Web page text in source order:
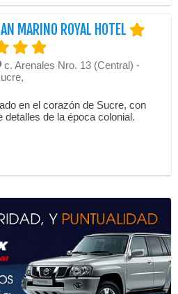
MARINO ROYAL HOTEL
c. Arenales Nro. 13 (Central) -
en el corazón de Sucre, con
detalles de la época colonial.